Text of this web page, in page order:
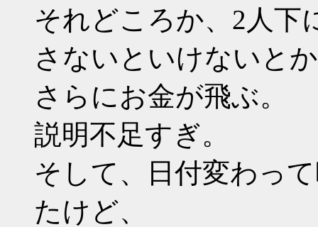
それどころか、2人下
さないといけないと
さらにお金が飛ぶ。
説明不足すぎ。
そして、日付変わっ
たけど、